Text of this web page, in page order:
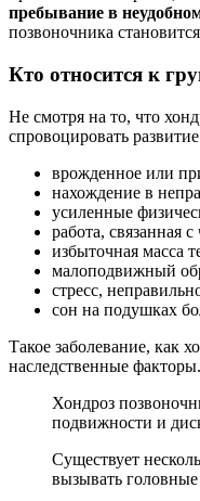
пребывание в
позвоночника
Кто относится к
Не смотря на то, что
спровоцировать
врожденное или
нахождение в
усиленные
работа, связанная
избыточная масса
малоподвижный
стресс,
сон на подушках
Такое заболевание, как
наследственные факторы.
Хондроз
подвижности и
Существует
вызывать